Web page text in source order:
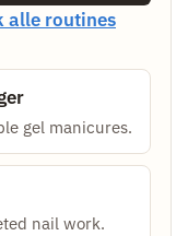
alle routines
gel manicures.
nail work.